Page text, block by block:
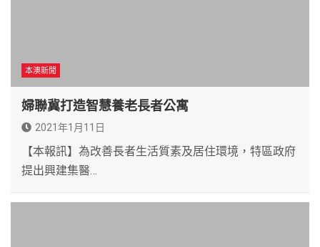
本澳新聞
婦聯冀打造智慧養老長者公寓
2021年1月11日
【本報訊】為改善長者生活質素及居住環境，特區政府
提出興建集醫…